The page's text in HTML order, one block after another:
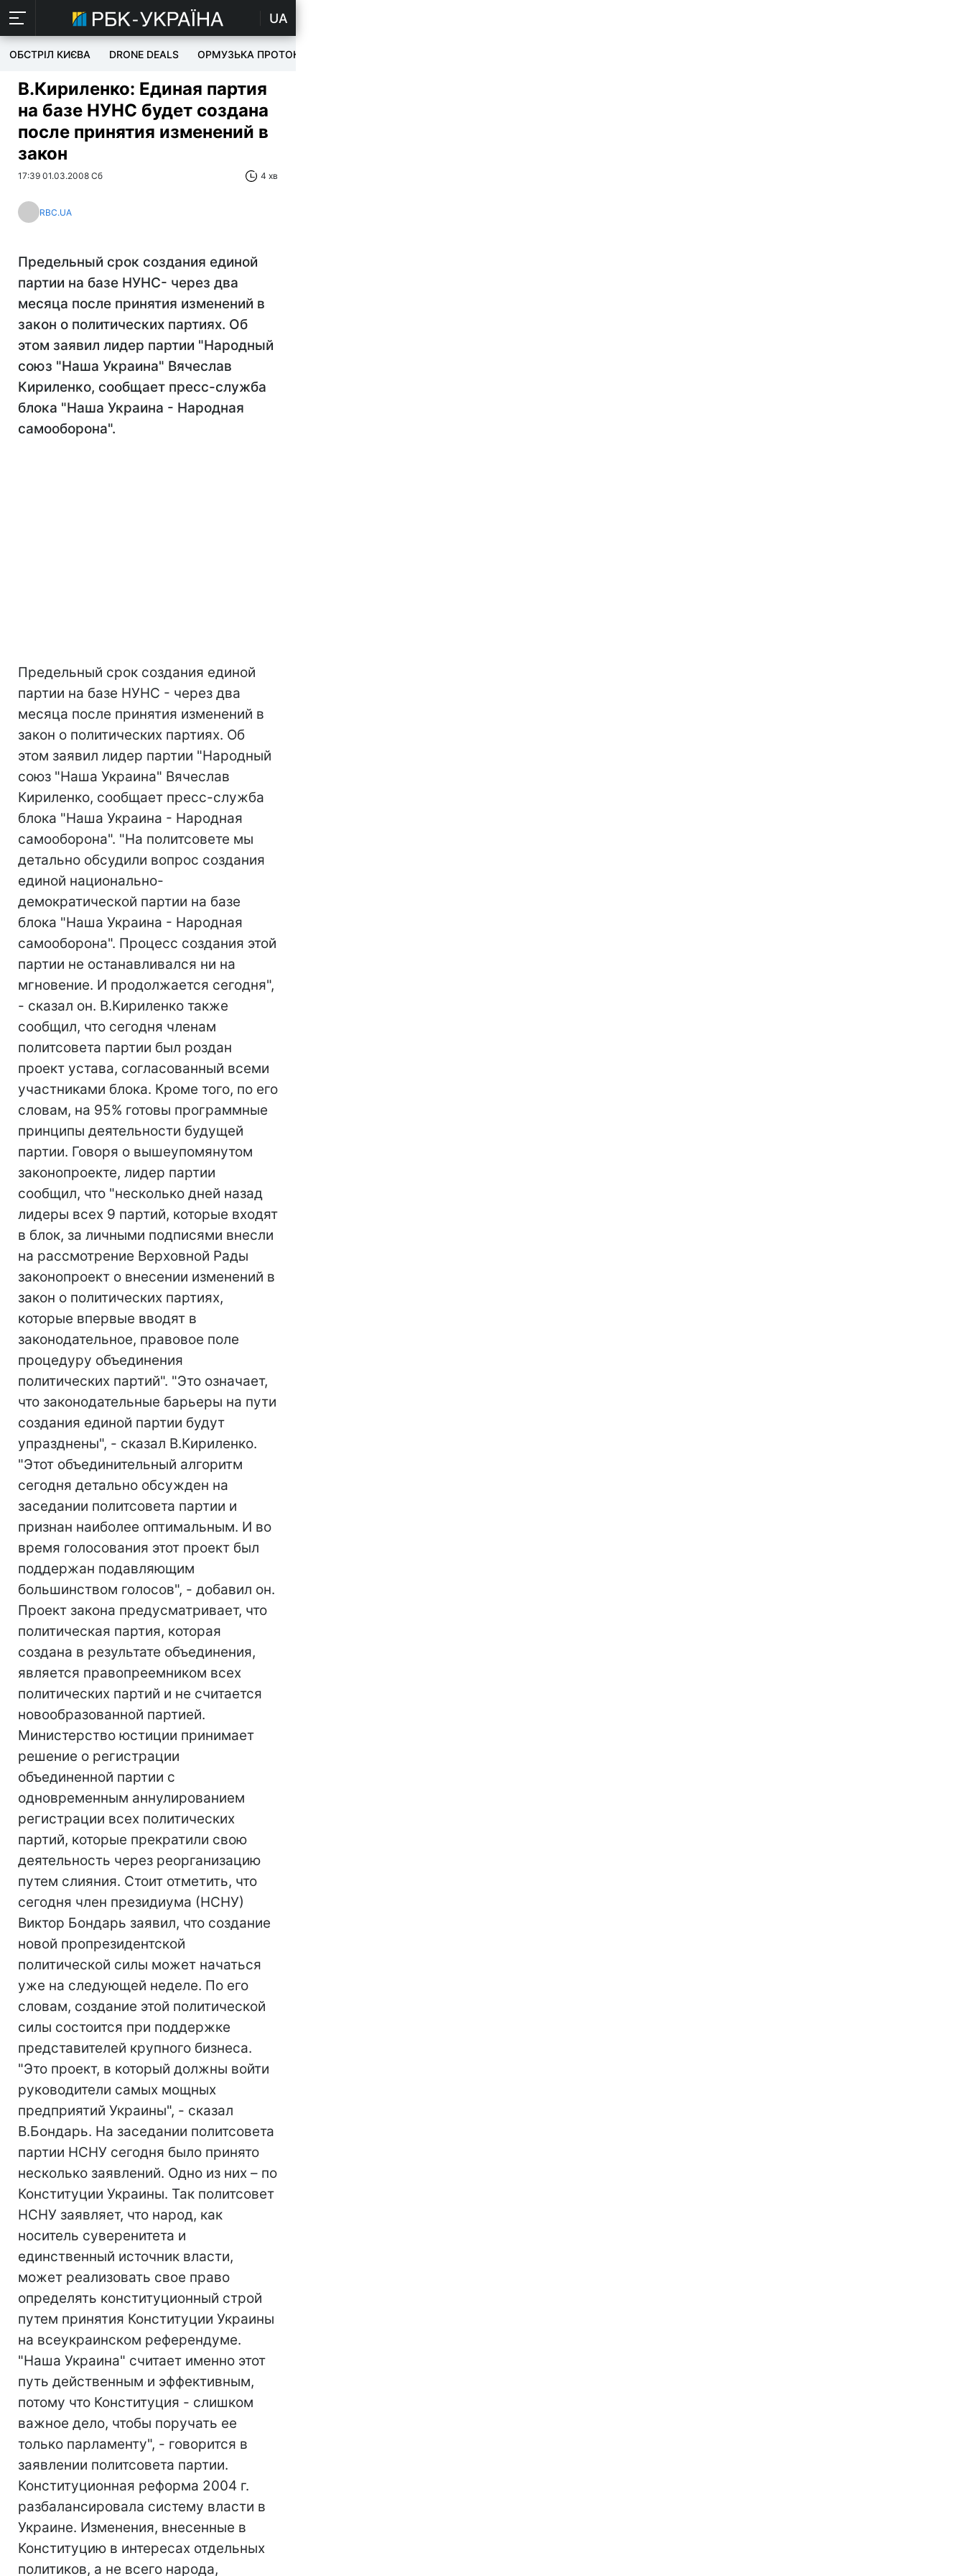
UA
ОБСТРІЛ КИЄВА DRONE DEALS ОРМУЗЬКА ПРОТОКА
В.Кириленко: Единая партия
на базе НУНС будет создана
после принятия изменений в
закон
17:39 01.03.2008 Сб 4 хв
RBC.UA
Предельный срок создания единой
партии на базе НУНС- через два
месяца после принятия изменений в
закон о политических партиях. Об
этом заявил лидер партии "Народный
союз "Наша Украина" Вячеслав
Кириленко, сообщает пресс-служба
блока "Наша Украина - Народная
самооборона".
Предельный срок создания единой
партии на базе НУНС - через два
месяца после принятия изменений в
закон о политических партиях. Об
этом заявил лидер партии "Народный
союз "Наша Украина" Вячеслав
Кириленко, сообщает пресс-служба
блока "Наша Украина - Народная
самооборона". "На политсовете мы
детально обсудили вопрос создания
единой национально-
демократической партии на базе
блока "Наша Украина - Народная
самооборона". Процесс создания этой
партии не останавливался ни на
мгновение. И продолжается сегодня",
- сказал он. В.Кириленко также
сообщил, что сегодня членам
политсовета партии был роздан
проект устава, согласованный всеми
участниками блока. Кроме того, по его
словам, на 95% готовы программные
принципы деятельности будущей
партии. Говоря о вышеупомянутом
законопроекте, лидер партии
сообщил, что "несколько дней назад
лидеры всех 9 партий, которые входят
в блок, за личными подписями внесли
на рассмотрение Верховной Рады
законопроект о внесении изменений в
закон о политических партиях,
которые впервые вводят в
законодательное, правовое поле
процедуру объединения
политических партий". "Это означает,
что законодательные барьеры на пути
создания единой партии будут
упразднены", - сказал В.Кириленко.
"Этот объединительный алгоритм
сегодня детально обсужден на
заседании политсовета партии и
признан наиболее оптимальным. И во
время голосования этот проект был
поддержан подавляющим
большинством голосов", - добавил он.
Проект закона предусматривает, что
политическая партия, которая
создана в результате объединения,
является правопреемником всех
политических партий и не считается
новообразованной партией.
Министерство юстиции принимает
решение о регистрации
объединенной партии с
одновременным аннулированием
регистрации всех политических
партий, которые прекратили свою
деятельность через реорганизацию
путем слияния. Стоит отметить, что
сегодня член президиума (НСНУ)
Виктор Бондарь заявил, что создание
новой пропрезидентской
политической силы может начаться
уже на следующей неделе. По его
словам, создание этой политической
силы состоится при поддержке
представителей крупного бизнеса.
"Это проект, в который должны войти
руководители самых мощных
предприятий Украины", - сказал
В.Бондарь. На заседании политсовета
партии НСНУ сегодня было принято
несколько заявлений. Одно из них – по
Конституции Украины. Так политсовет
НСНУ заявляет, что народ, как
носитель суверенитета и
единственный источник власти,
может реализовать свое право
определять конституционный строй
путем принятия Конституции Украины
на всеукраинском референдуме.
"Наша Украина" считает именно этот
путь действенным и эффективным,
потому что Конституция - слишком
важное дело, чтобы поручать ее
только парламенту", - говорится в
заявлении политсовета партии.
Конституционная реформа 2004 г.
разбалансировала систему власти в
Украине. Изменения, внесенные в
Конституцию в интересах отдельных
политиков, а не всего народа,